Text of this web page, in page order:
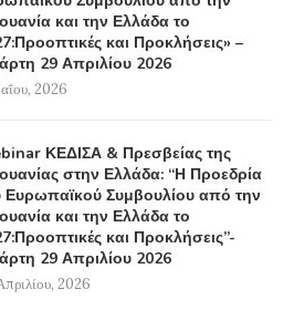
και την Ελλάδα το
και Προκλήσεις» –
29 Απριλίου 2026
2026
ΚΕΔΙΣΑ & Πρεσβείας της
στην Ελλάδα: “Η Προεδρία
Ευρωπαϊκού Συμβουλίου από την
και την Ελλάδα το
και Προκλήσεις”-
29 Απριλίου 2026
2026